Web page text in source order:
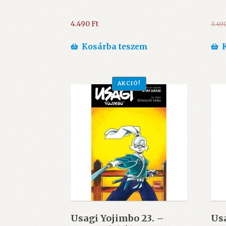
4.490Ft
Kosárba teszem
Usagi Yojimbo 23. –
AKCIÓ!